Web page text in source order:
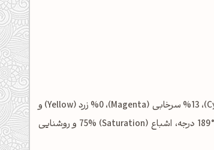
شامل: %86 فیروزه‌ای (Cyan)، %13 سرخابی (Magenta)، %0 زرد (Yellow) و
%53 مشکی (Key/Black) است. در فضای رنگی HSL نیز این رنگ دارای فام (Hue) 189° درجه، اشباع (Saturation) 75% و روشنایی